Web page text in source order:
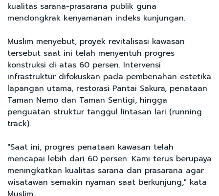
kualitas sarana-prasarana publik guna
mendongkrak kenyamanan indeks kunjungan.
Muslim menyebut, proyek revitalisasi kawasan
tersebut saat ini telah menyentuh progres
konstruksi di atas 60 persen. Intervensi
infrastruktur difokuskan pada pembenahan estetika
lapangan utama, restorasi Pantai Sakura, penataan
Taman Nemo dan Taman Sentigi, hingga
penguatan struktur tanggul lintasan lari (running
track).
"Saat ini, progres penataan kawasan telah
mencapai lebih dari 60 persen. Kami terus berupaya
meningkatkan kualitas sarana dan prasarana agar
wisatawan semakin nyaman saat berkunjung," kata